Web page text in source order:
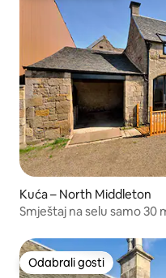
Kuća – North Middleton
Smještaj na selu samo 30
Odabrali gosti
Odabrali gosti